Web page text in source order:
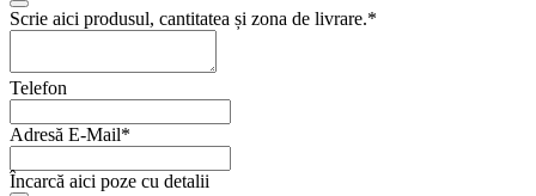
Scrie aici produsul, cantitatea și zona de livrare.*
Telefon
Adresă E-Mail*
Încarcă aici poze cu detalii